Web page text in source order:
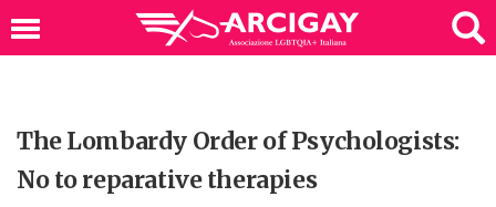
The Lombardy Order of Psychologists:
No to reparative therapies